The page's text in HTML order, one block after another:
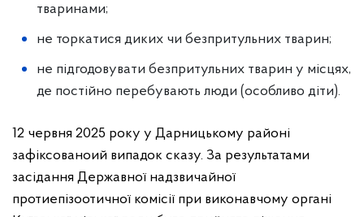
тваринами;
не торкатися диких чи безпритульних тварин;
не підгодовувати безпритульних тварин у місцях,
де постійно перебувають люди (особливо діти).
12 червня 2025 року у Дарницькому районі
зафіксованоий випадок сказу. За результатами
засідання Державної надзвичайної
протиепізоотичної комісії при виконавчому органі